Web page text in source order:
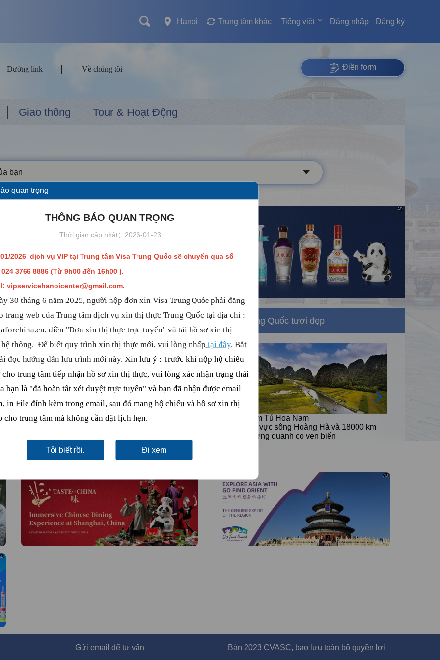
Hanoi Trung tâm khác Tiếng việt Đăng nhập Đăng ký
Đường link Về chúng tôi Điền form
Giao thông Tour & Hoạt Động
bạn
AD
hơn
06-26
12-08
2024-01-23
Thông tin thị thực
Loại thị thực và danh sách hồ sơ
Phí thị thực
Mẫu tờ khai
Tải về
Trung Quốc tươi đẹp
Nam
Cẩm Tú Hoa Nam
Cẩm Tú Hoa Nam
lưu vực sông Hoàng Hà và 18000 km
đường quanh co ven biển
AD
Gửi email để tư vấn Bản 2023 CVASC, bảo lưu toàn bộ quyền lợi
quan trọng
THÔNG BÁO QUAN TRỌNG
Thời gian cập nhật：2026-01-23
2026, dịch vụ VIP tại Trung tâm Visa Trung Quốc sẽ chuyển qua số
3766 8886 (Từ 9h00 đến 16h00 ).
vipservicehanoicenter@gmail.com.
30 tháng 6 năm 2025, người nộp đơn xin Visa Trung Quốcphải đăng
trang web của Trung tâm dịch vụ xin thị thực Trung Quốc tại địa chỉ :
điền "Đơn xin thị thực trực tuyến" và tải hồ sơxin thị
ệ thống. Để biết quy trình xin thị thực mới, vui lòng nhấp tại đây. Bắt
ải đọc hướng dẫn lưu trình mới này. Xin lưu ý : Trước khi nộp hộ chiếu
cho trung tâm tiếp nhận hồ sơ xin thị thực, vui lòng xác nhận trạng thái
bạn là "đã hoàn tất xét duyệt trực tuyến" và bạn đã nhận được email
in File đính kèm trong email, sau đó mang hộ chiếu và hồ sơ xin thị
cho trung tâm mà không cần đặt lịch hẹn.
Tôi biết rồi. Đi xem